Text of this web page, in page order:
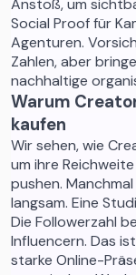
Anstoß, um
Social Proof für
Agenturen.
Zahlen, aber
nachhaltige
Warum
kaufen
Wir sehen, wie
um ihre
pushen.
langsam. Eine
Die Followerzahl
Influencern. Das
starke Online-